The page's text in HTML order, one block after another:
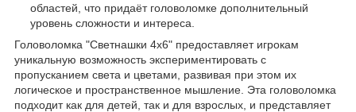
областей, что придаёт головоломке дополнительный
уровень сложности и интереса.
Головоломка "Светнашки 4x6" предоставляет игрокам
уникальную возможность экспериментировать с
пропусканием света и цветами, развивая при этом их
логическое и пространственное мышление. Эта головоломка
подходит как для детей, так и для взрослых, и представляет